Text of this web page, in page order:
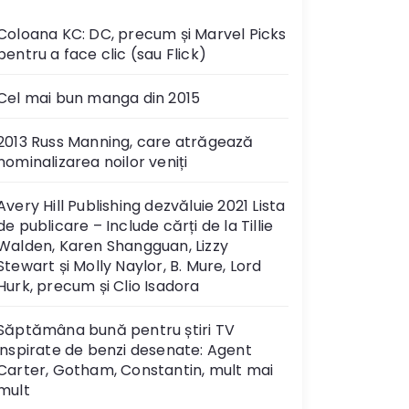
KC: DC, precum și Marvel Picks
a face clic (sau Flick)
mai bun manga din 2015
Russ Manning, care atrăgează
noilor veniți
Hill Publishing dezvăluie 2021 Lista
publicare – Include cărți de la Tillie
Karen Shangguan, Lizzy
și Molly Naylor, B. Mure, Lord
precum și Clio Isadora
bună pentru știri TV
de benzi desenate: Agent
Gotham, Constantin, mult mai